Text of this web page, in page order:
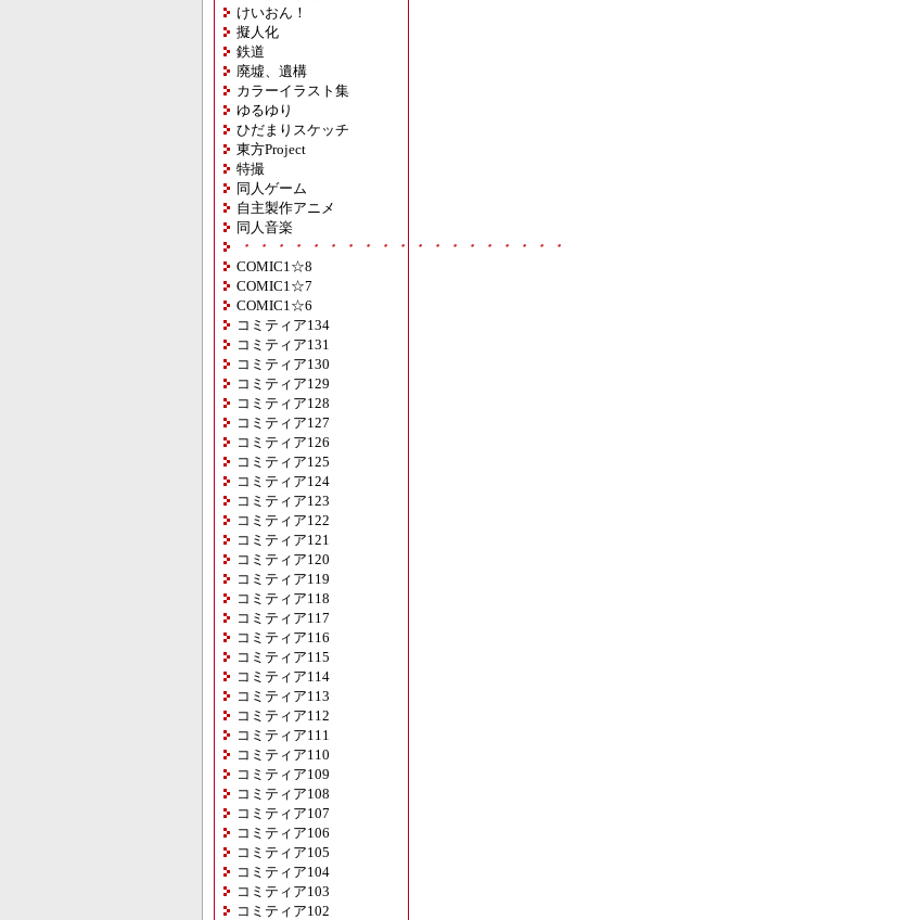
けいおん！
擬人化
鉄道
廃墟、遺構
カラーイラスト集
ゆるゆり
ひだまりスケッチ
東方Project
特撮
同人ゲーム
自主製作アニメ
同人音楽
・・・・・・・・・・・・・・・・・・・
COMIC1☆8
COMIC1☆7
COMIC1☆6
コミティア134
コミティア131
コミティア130
コミティア129
コミティア128
コミティア127
コミティア126
コミティア125
コミティア124
コミティア123
コミティア122
コミティア121
コミティア120
コミティア119
コミティア118
コミティア117
コミティア116
コミティア115
コミティア114
コミティア113
コミティア112
コミティア111
コミティア110
コミティア109
コミティア108
コミティア107
コミティア106
コミティア105
コミティア104
コミティア103
コミティア102